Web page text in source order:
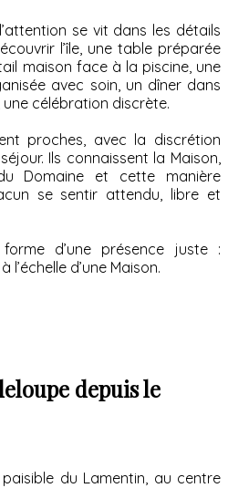
se vit dans les détails
l’île, une table préparée
maison face à la piscine, une
avec soin, un dîner dans
une célébration discrète.
proches, avec la discrétion
Ils connaissent la Maison,
Domaine et cette manière
se sentir attendu, libre et
d’une présence juste :
l’échelle d’une Maison.
depuis le
du Lamentin, au centre